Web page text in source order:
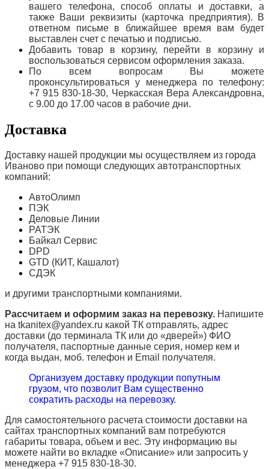
вашего телефона, способ оплаты и доставки, а
также Ваши реквизиты (карточка предприятия). В
ответном письме в ближайшее время вам будет
выставлен счет с печатью и подписью.
Добавить товар в корзину, перейти в корзину и
воспользоваться сервисом оформления заказа.
По всем вопросам Вы можете
проконсультироваться у менеджера по телефону:
+7 915 830-18-30, Черкасская Вера Александровна,
с 9.00 до 17.00 часов в рабочие дни.
Доставка
Доставку нашей продукции мы осуществляем из города
Иваново при помощи следующих автотранспортных
компаний:
АвтоОлимп
ПЭК
Деловые Линии
РАТЭК
Байкал Сервис
DPD
GTD (КИТ, Кашалот)
СДЭК
и другими транспортными компаниями.
Рассчитаем и оформим заказ на перевозку. Напишите
на tkanitex@yandex.ru какой ТК отправлять, адрес
доставки (до терминала ТК или до «дверей») ФИО
получателя, паспортные данные серия, номер кем и
когда выдан, моб. телефон и Email получателя.
Организуем доставку продукции попутным
грузом, что позволит Вам существенно
сократить расходы на перевозку.
Для самостоятельного расчета стоимости доставки на
сайтах транспортных компаний вам потребуются
габариты товара, объем и вес. Эту информацию вы
можете найти во вкладке «Описание» или запросить у
менеджера +7 915 830-18-30.